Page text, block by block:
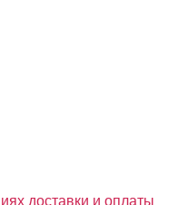
доставки и оплаты